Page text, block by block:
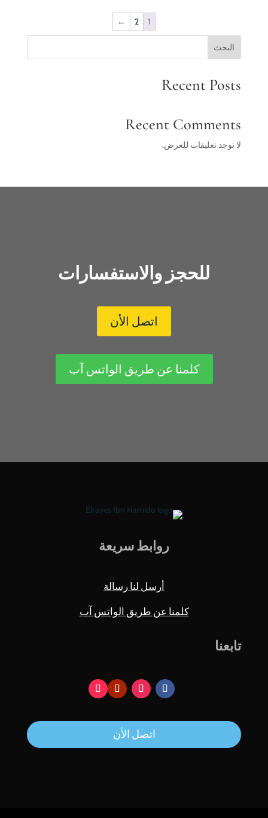
1
2
←
البحث
Recent Posts
Recent Comments
لا توجد تعليقات للعرض.
للحجز والاستفسارات
اتصل الأن
كلمنا عن طريق الواتس آب
روابط سريعة
أرسل لنا رسالة
كلمنا عن طريق الواتس آب
تابعنا
اتصل الأن